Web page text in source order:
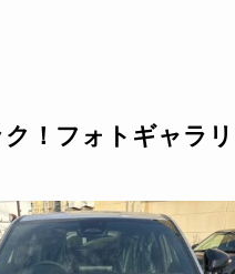
！フォトギャラ